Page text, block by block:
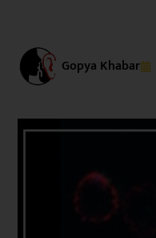
Gopya Khabar